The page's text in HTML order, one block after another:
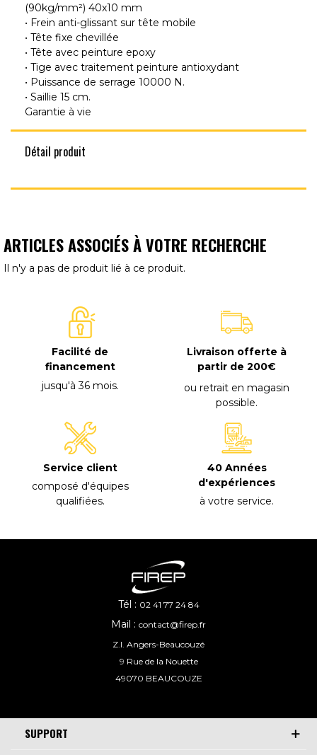
(90kg/mm²) 40x10 mm
• Frein anti-glissant sur tête mobile
• Tête fixe chevillée
• Tête avec peinture epoxy
• Tige avec traitement peinture antioxydant
• Puissance de serrage 10000 N.
• Saillie 15 cm.
Garantie à vie
Détail produit
ARTICLES ASSOCIÉS À VOTRE RECHERCHE
Il n'y a pas de produit lié à ce produit.
Facilité de
financement
jusqu'à 36 mois.
Livraison offerte à
partir de 200€
ou retrait en magasin
possible.
Service client
composé d'équipes
qualifiées.
40 Années
d'expériences
à votre service.
SUPPORT
Tél : 02 41 77 24 84
Mail : contact@firep.fr
Z.I. Angers-Beaucouzé
9 Rue de la Nouette
49070 BEAUCOUZE